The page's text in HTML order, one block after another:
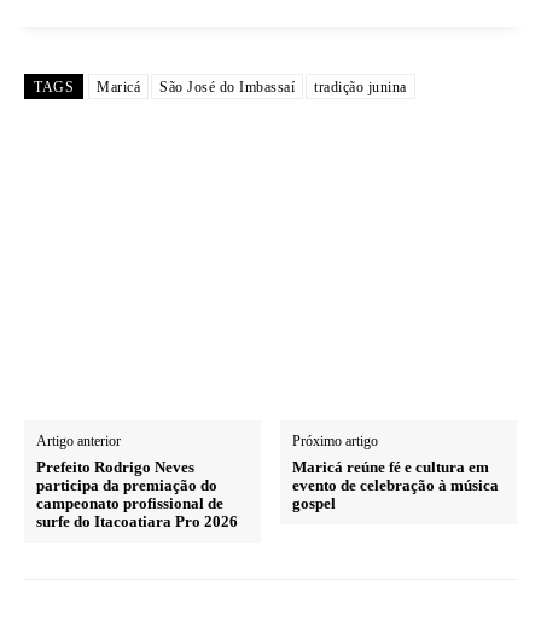
TAGS Maricá São José do Imbassaí tradição junina
Artigo anterior
Prefeito Rodrigo Neves
participa da premiação do
campeonato profissional de
surfe do Itacoatiara Pro 2026
Próximo artigo
Maricá reúne fé e cultura em
evento de celebração à música
gospel